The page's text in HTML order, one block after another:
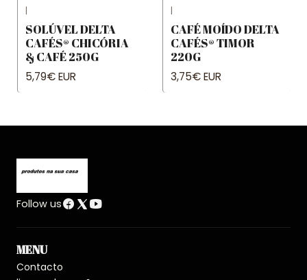
|
SOLÚVEL DELTA
CAFÉS® CHICÓRIA
& CAFÉ 250G
5,79€ EUR
|
CAFÉ MOÍDO DELTA
CAFÉS® TIMOR
220G
3,75€ EUR
Follow us
MENU
Contacto